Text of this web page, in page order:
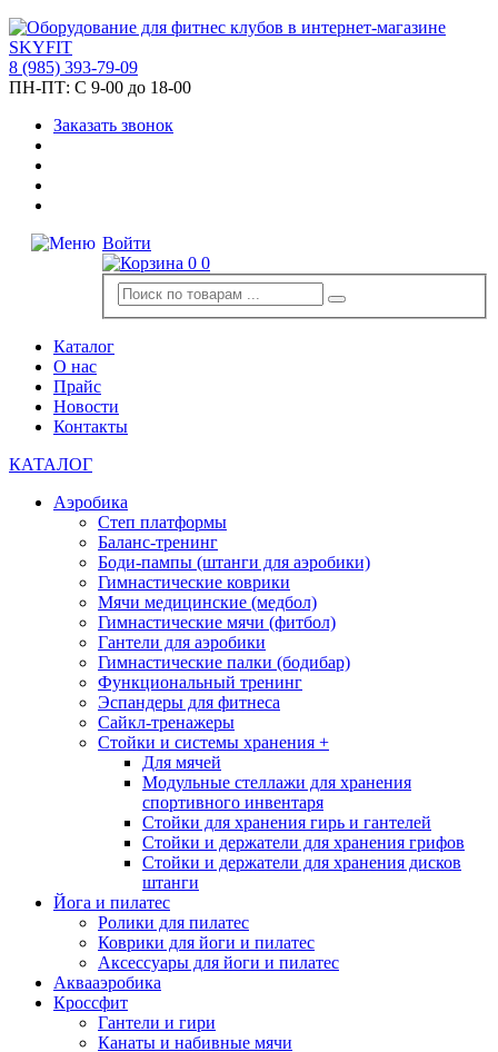
8 (985) 393-79-09
ПН-ПТ: С 9-00 до 18-00
Заказать звонок
Войти
0 0
Каталог
О нас
Прайс
Новости
Контакты
КАТАЛОГ
Аэробика
Степ платформы
Баланс-тренинг
Боди-пампы (штанги для аэробики)
Гимнастические коврики
Мячи медицинские (медбол)
Гимнастические мячи (фитбол)
Гантели для аэробики
Гимнастические палки (бодибар)
Функциональный тренинг
Эспандеры для фитнеса
Сайкл-тренажеры
Стойки и системы хранения +
Для мячей
Модульные стеллажи для хранения
спортивного инвентаря
Стойки для хранения гирь и гантелей
Стойки и держатели для хранения грифов
Стойки и держатели для хранения дисков
штанги
Йога и пилатес
Ролики для пилатес
Коврики для йоги и пилатес
Аксессуары для йоги и пилатес
Аквааэробика
Кроссфит
Гантели и гири
Канаты и набивные мячи